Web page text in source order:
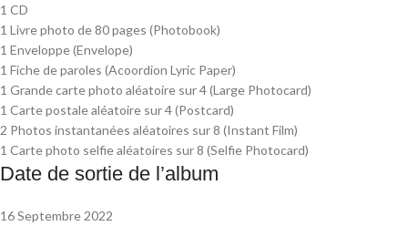
1 CD
1 Livre photo de 80 pages (Photobook)
1 Enveloppe (Envelope)
1 Fiche de paroles (Acoordion Lyric Paper)
1 Grande carte photo aléatoire sur 4 (Large Photocard)
1 Carte postale aléatoire sur 4 (Postcard)
2 Photos instantanées aléatoires sur 8 (Instant Film)
1 Carte photo selfie aléatoires sur 8 (Selfie Photocard)
Date de sortie de l’album
16 Septembre 2022